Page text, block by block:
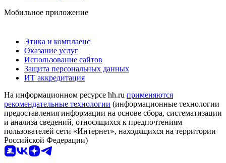
Мобильное приложение
Этика и комплаенс
Оказание услуг
Использование сайтов
Защита персональных данных
ИТ аккредитация
На информационном ресурсе hh.ru применяются
рекомендательные технологии (информационные технологии
предоставления информации на основе сбора, систематизации
и анализа сведений, относящихся к предпочтениям
пользователей сети «Интернет», находящихся на территории
Российской Федерации)